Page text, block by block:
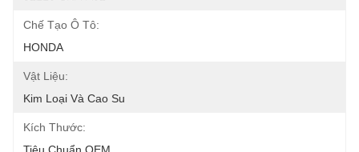
Chế Tạo Ô Tô:
HONDA
Vật Liệu:
Kim Loại Và Cao Su
Kích Thước: